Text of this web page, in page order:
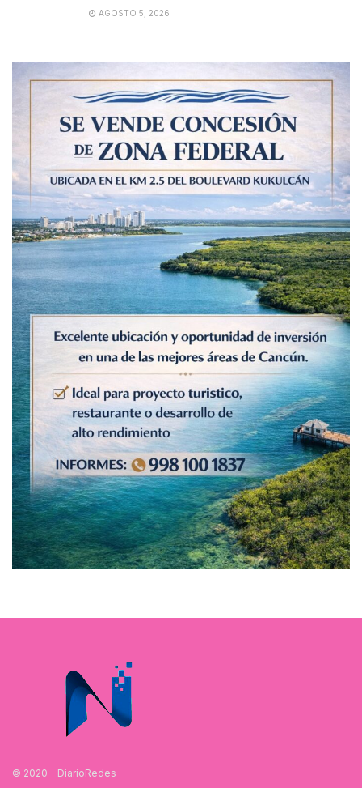
AGOSTO 5, 2026
© 2020 - DiarioRedes